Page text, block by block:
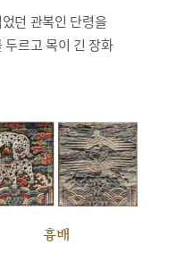
던 관복인 단령을
두르고 목이 긴 장화
흉배